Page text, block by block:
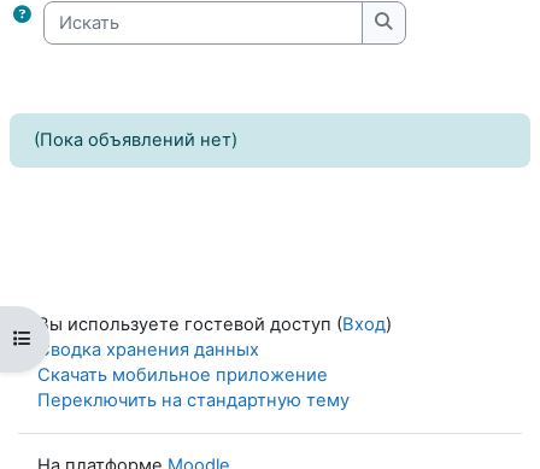
Открыть оглавление курса
Искать
Искать
(Пока объявлений нет)
Вы используете гостевой доступ (Вход)
Сводка хранения данных
Скачать мобильное приложение
Переключить на стандартную тему